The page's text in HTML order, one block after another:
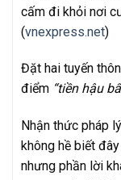
cấm đi khỏi nơi
(vnexpress.net)
Đặt hai tuyến
điểm “tiền hậu
Nhận thức pháp
không hề biết
nhưng phần lời